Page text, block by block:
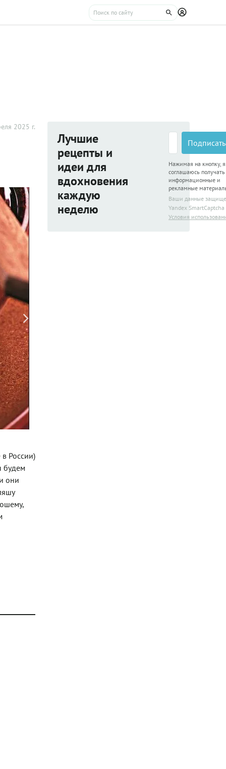
2025 г.
России)
будем
они
Лучшие
рецепты и
идеи для
вдохновения
каждую
неделю
Нажимая на кнопку, я
соглашаюсь получать
информационные и
рекламные
Ваши данные
Yandex SmartCaptcha
Условия